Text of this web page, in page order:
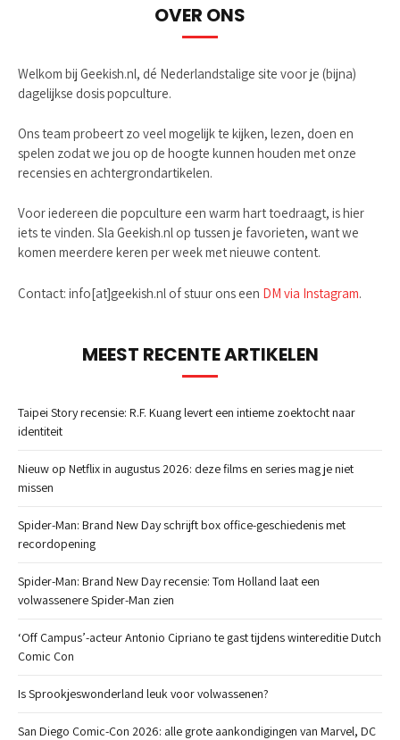
OVER ONS
Welkom bij Geekish.nl, dé Nederlandstalige site voor je (bijna)
dagelijkse dosis popculture.
Ons team probeert zo veel mogelijk te kijken, lezen, doen en
spelen zodat we jou op de hoogte kunnen houden met onze
recensies en achtergrondartikelen.
Voor iedereen die popculture een warm hart toedraagt, is hier
iets te vinden. Sla Geekish.nl op tussen je favorieten, want we
komen meerdere keren per week met nieuwe content.
Contact: info[at]geekish.nl of stuur ons een DM via Instagram.
MEEST RECENTE ARTIKELEN
Taipei Story recensie: R.F. Kuang levert een intieme zoektocht naar
identiteit
Nieuw op Netflix in augustus 2026: deze films en series mag je niet
missen
Spider-Man: Brand New Day schrijft box office-geschiedenis met
recordopening
Spider-Man: Brand New Day recensie: Tom Holland laat een
volwassenere Spider-Man zien
‘Off Campus’-acteur Antonio Cipriano te gast tijdens wintereditie Dutch
Comic Con
Is Sprookjeswonderland leuk voor volwassenen?
San Diego Comic-Con 2026: alle grote aankondigingen van Marvel, DC